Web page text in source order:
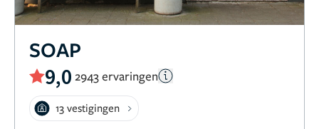
SOAP
9,0 2943 ervaringen
13 vestigingen